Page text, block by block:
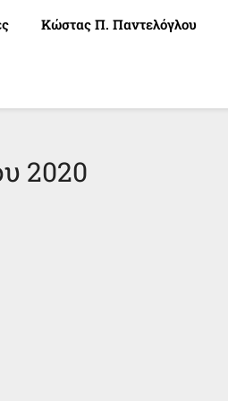
Κώστας Π. Παντελόγλου
2020